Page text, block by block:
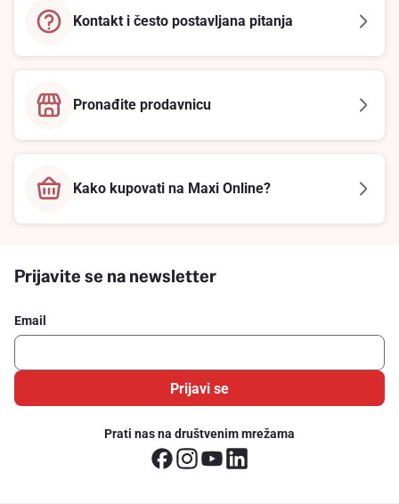
Kontakt i često postavljana pitanja
Pronađite prodavnicu
Kako kupovati na Maxi Online?
Prijavite se na newsletter
Email
Prijavi se
Prati nas na društvenim mrežama